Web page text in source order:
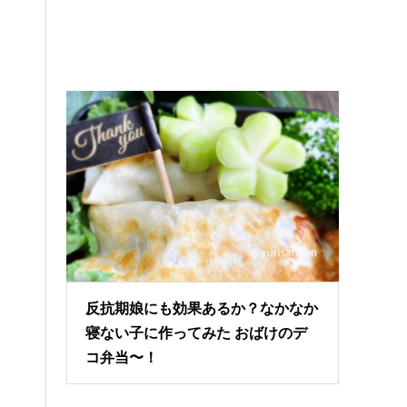
反抗期娘にも効果あるか？なかなか
寝ない子に作ってみた おばけのデ
コ弁当〜！